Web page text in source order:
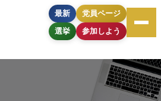
最新
選挙
党員ページ
参加しよう